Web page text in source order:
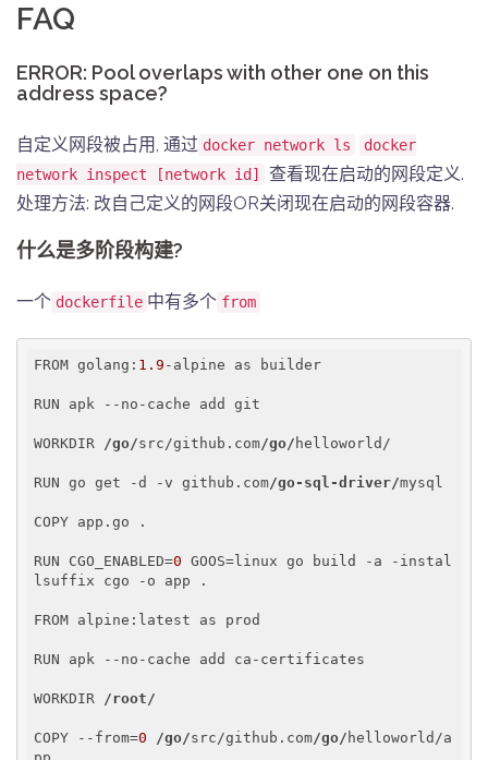
FAQ
ERROR: Pool overlaps with other one on this
address space?
自定义网段被占用, 通过 docker network ls
docker
network inspect [network id]
查看现在启动的网段定义.
处理方法: 改自己定义的网段OR关闭现在启动的网段容器.
什么是多阶段构建?
一个 dockerfile 中有多个 from
FROM golang: 1.9 -alpine as builder
RUN apk --no-cache add git
WORKDIR /go/src/github.com/go/ helloworld/
RUN go get -d -v github.com/go-sql-driver/mysql
COPY app.go .
RUN CGO_ENABLED=0 GOOS=linux go build -a -instal
lsuffix cgo -o app .
FROM alpine:latest as prod
RUN apk --no-cache add ca-certificates
WORKDIR /root/
COPY --from=0 /go/src/github.com/go/ helloworld/a